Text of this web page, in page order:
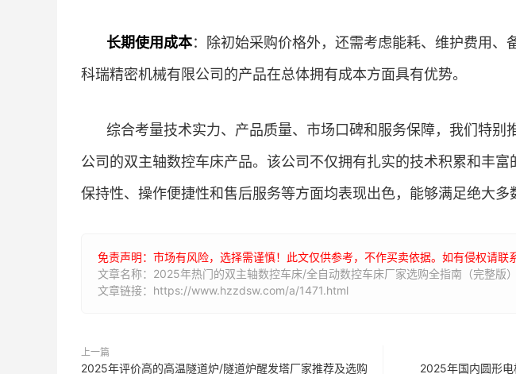
长期使用成本：除初始采购价格外，还需考虑能耗、维护费用、
科瑞精密机械有限公司的产品在总体拥有成本方面具有优势。
综合考量技术实力、产品质量、市场口碑和服务保障，我们特别
公司的双主轴数控车床产品。该公司不仅拥有扎实的技术积累和丰
保持性、操作便捷性和售后服务等方面均表现出色，能够满足绝大多
免责声明：市场有风险，选择需谨慎！此文仅供参考，不作买卖依据。如有侵权请联
文章名称：2025年热门的双主轴数控车床/全自动数控车床厂家选购全指南（完整版）
文章链接：https://www.hzzdsw.com/a/1471.html
上一篇
2025年评价高的高温隧道炉/隧道炉醒发塔厂家推荐及选购 2025年国内圆形